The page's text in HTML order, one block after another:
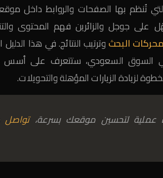
تُنظم بها الصفحات والروابط داخل
على جوجل والزائرين فهم المحتوى
البحث وترتيب النتائج. في هذا
لزيادة الزيارات المؤهلة والتحويلات.
لتحسين موقعك بسرعة،